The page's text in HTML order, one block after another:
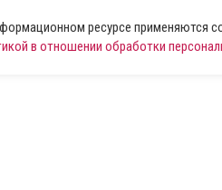
ресурсе применяются
в отношении обработки